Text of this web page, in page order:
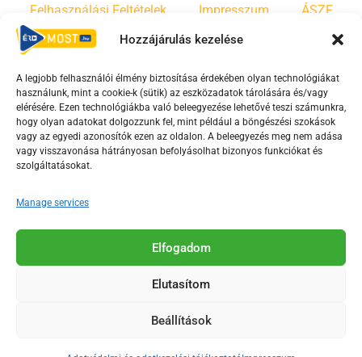
Hozzájárulás kezelése
A legjobb felhasználói élmény biztosítása érdekében olyan technológiákat
használunk, mint a cookie-k (sütik) az eszközadatok tárolására és/vagy
elérésére. Ezen technológiákba való beleegyezése lehetővé teszi számunkra,
hogy olyan adatokat dolgozzunk fel, mint például a böngészési szokások
vagy az egyedi azonosítók ezen az oldalon. A beleegyezés meg nem adása
vagy visszavonása hátrányosan befolyásolhat bizonyos funkciókat és
szolgáltatásokat.
Manage services
Elfogadom
Elutasítom
Beállítások
Felhasználási Feltételek Impresszum ÁSZF
Irányelvek Moderálási szabályzat
F
a
c
e
o
o
-
Y
o
u
t
b
e
s
r
T
i
k
Az Érd Média médiaszolgáltatási tevékenységét a
Médiatanács a Magyar Média Mecenatúra program
2018-2026. © Minden jog fenntartva, Érd Megyei Jogú Város